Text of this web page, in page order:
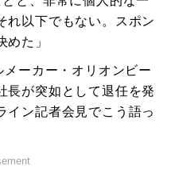
れ以下でもない。スポン
た」
ーカー・オリオンビー
長が突如として退任を発
イン記者会見でこう語っ